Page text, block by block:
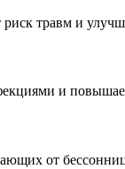
травм и
и
от